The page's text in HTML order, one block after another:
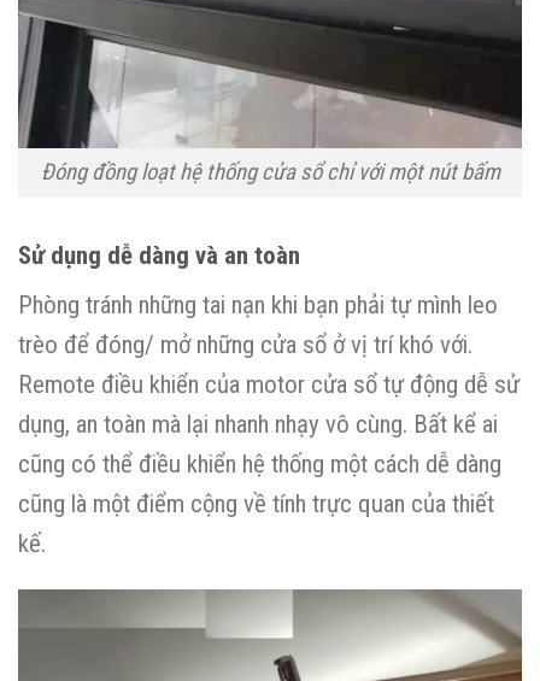
Đóng đồng loạt hệ thống cửa sổ chỉ với một nút bấm
Sử dụng dễ dàng và an toàn
Phòng tránh những tai nạn khi bạn phải tự mình leo
trèo để đóng/ mở những cửa sổ ở vị trí khó với.
Remote điều khiển của motor cửa sổ tự động dễ sử
dụng, an toàn mà lại nhanh nhạy vô cùng. Bất kể ai
cũng có thể điều khiển hệ thống một cách dễ dàng
cũng là một điểm cộng về tính trực quan của thiết
kế.